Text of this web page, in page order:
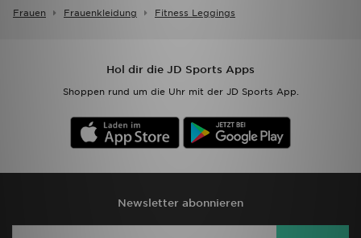
Frauen Frauenkleidung Fitness Leggings
Hol dir die JD Sports Apps
Shoppen rund um die Uhr mit der JD Sports App.
Newsletter abonnieren